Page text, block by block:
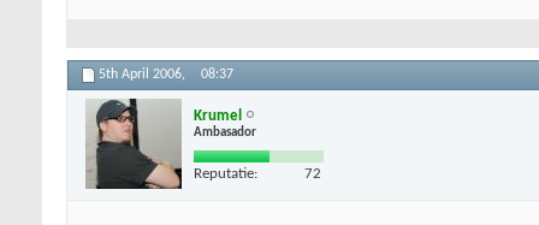
5th April 2006, 08:37
Krumel
Ambasador
Reputatie: 72